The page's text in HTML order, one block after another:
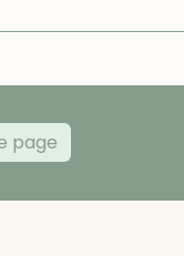
page